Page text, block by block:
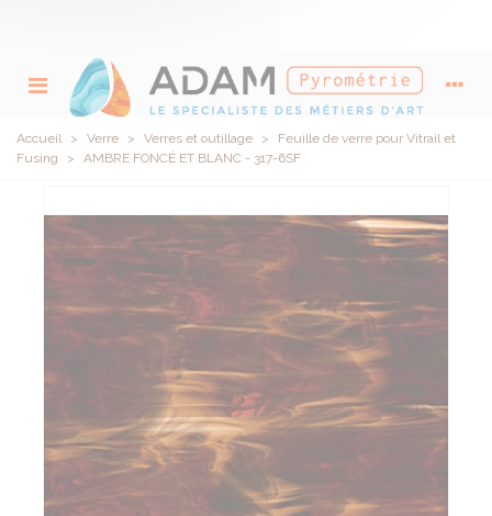
Accueil > Verre > Verres et outillage >
Feuille de verre pour Vitrail et
Fusing
> AMBRE FONCÉ ET BLANC - 317-6SF